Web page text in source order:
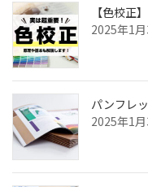
【色校正
2025年1
パンフレ
2025年1